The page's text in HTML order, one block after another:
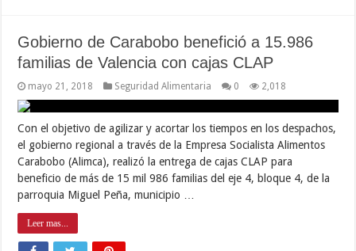
Gobierno de Carabobo benefició a 15.986
familias de Valencia con cajas CLAP
mayo 21, 2018 Seguridad Alimentaria 0 2,018
Con el objetivo de agilizar y acortar los tiempos en los despachos,
el gobierno regional a través de la Empresa Socialista Alimentos
Carabobo (Alimca), realizó la entrega de cajas CLAP para
beneficio de más de 15 mil 986 familias del eje 4, bloque 4, de la
parroquia Miguel Peña, municipio …
Leer mas...